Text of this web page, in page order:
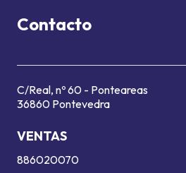
Contacto
C/Real, nº 60 - Ponteareas
36860 Pontevedra
VENTAS
886020070